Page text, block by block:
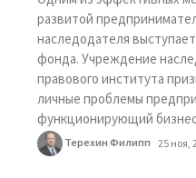
развитой
наследодателя
фонда. Учреждение
правового института
личные проблемы
функционирующий
Терехин Филипп 25 ноя,